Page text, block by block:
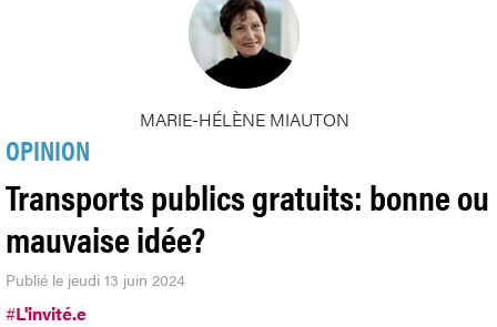
MARIE-HÉLÈNE MIAUTON
OPINION
Transports publics gratuits: bonne ou
mauvaise idée?
Publié le jeudi 13 juin 2024
#L'invité.e